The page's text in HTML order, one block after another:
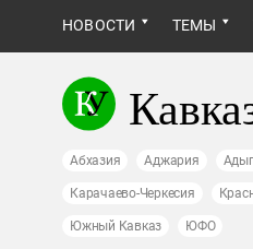
НОВОСТИ ТЕМЫ
Абхазия Аджария
Карачаево-Черкесия
Южный Кавказ ЮФО